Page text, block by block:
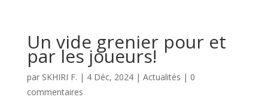
Un vide grenier pour et
par les joueurs!
par SKHIRI F. | 4 Déc, 2024| Actualités | 0
commentaires